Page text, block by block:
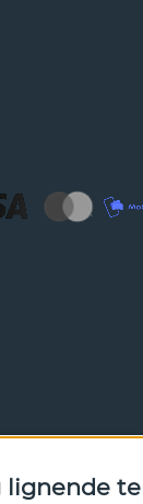
dig
lignende